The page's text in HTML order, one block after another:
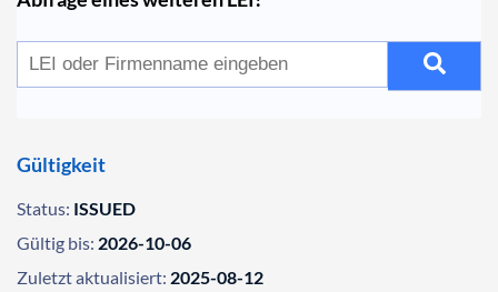
Gültigkeit
Status: ISSUED
Gültig bis: 2026-10-06
Zuletzt aktualisiert: 2025-08-12